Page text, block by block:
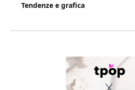
Tendenze e grafica